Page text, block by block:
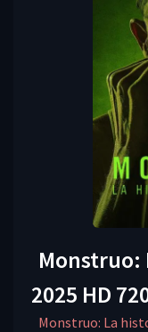
Monstruo:
2025 HD
Monstruo: La